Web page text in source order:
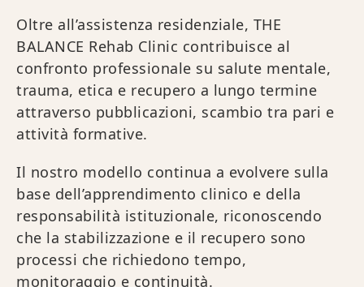
Oltre all’assistenza residenziale, THE
BALANCE Rehab Clinic contribuisce al
confronto professionale su salute mentale,
trauma, etica e recupero a lungo termine
attraverso pubblicazioni, scambio tra pari e
attività formative.
Il nostro modello continua a evolvere sulla
base dell’apprendimento clinico e della
responsabilità istituzionale, riconoscendo
che la stabilizzazione e il recupero sono
processi che richiedono tempo,
monitoraggio e continuità.